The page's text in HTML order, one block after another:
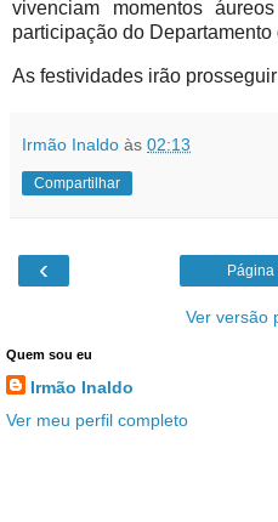
vivenciam momentos
participação do Departamento
As festividades irão
Irmão Inaldo às 02:13
Compartilhar
‹ Página
Ver versão
Quem sou eu
Irmão Inaldo
Ver meu perfil completo